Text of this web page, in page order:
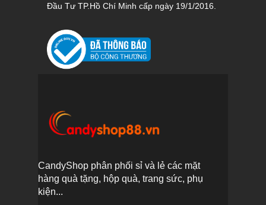
Đầu Tư TP.Hồ Chí Minh cấp ngày 19/1/2016.
CandyShop phân phối sỉ và lẻ các mặt
hàng quà tặng, hộp quà, trang sức, phụ
kiện...